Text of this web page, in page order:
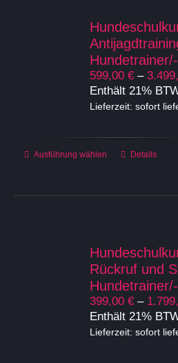
599,00 € –
Enthält 21%
Lieferzeit: sofort
Ausführung wählen
Dieses
mehrere
Die
Optionen
können
auf
der
gewählt
Details
Rückruf und
399,00 € –
Enthält 21%
Lieferzeit: sofort